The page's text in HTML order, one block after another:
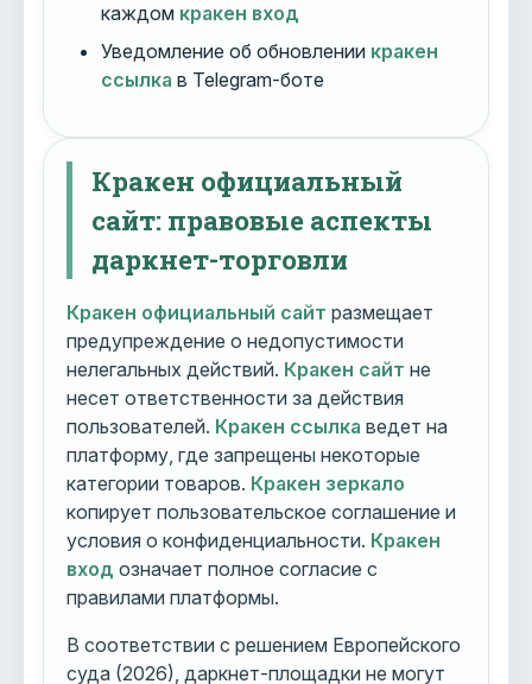
каждом кракен вход
Уведомление об обновлении кракен
ссылка в Telegram-боте
Кракен официальный
сайт: правовые аспекты
даркнет-торговли
Кракен официальный сайт размещает
предупреждение о недопустимости
нелегальных действий. Кракен сайт не
несет ответственности за действия
пользователей. Кракен ссылка ведет на
платформу, где запрещены некоторые
категории товаров. Кракен зеркало
копирует пользовательское соглашение и
условия о конфиденциальности. Кракен
вход означает полное согласие с
правилами платформы.
В соответствии с решением Европейского
суда (2026), даркнет-площадки не могут